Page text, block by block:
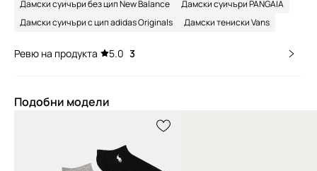
Дамски суичъри без цип New Balance
Дамски суичъри PANGAIA
Дамски суичъри с цип adidas Originals
Дамски тениски Vans
Ревю на продукта 5.0 3
Подобни модели